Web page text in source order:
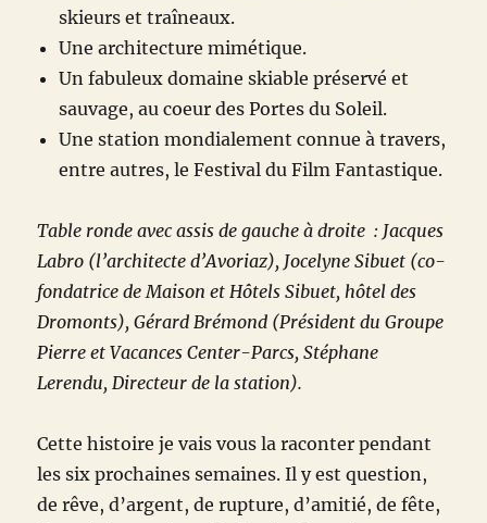
skieurs et traîneaux.
Une architecture mimétique.
Un fabuleux domaine skiable préservé et
sauvage, au coeur des Portes du Soleil.
Une station mondialement connue à travers,
entre autres, le Festival du Film Fantastique.
Table ronde avec assis de gauche à droite : Jacques
Labro (l’architecte d’Avoriaz), Jocelyne Sibuet (co-
fondatrice de Maison et Hôtels Sibuet, hôtel des
Dromonts), Gérard Brémond (Président du Groupe
Pierre et Vacances Center-Parcs, Stéphane
Lerendu, Directeur de la station).
Cette histoire je vais vous la raconter pendant
les six prochaines semaines. Il y est question,
de rêve, d’argent, de rupture, d’amitié, de fête,